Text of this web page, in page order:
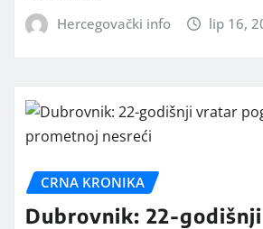
Hercegovački info lip 16,
CRNA KRONIKA
Dubrovnik: 22-